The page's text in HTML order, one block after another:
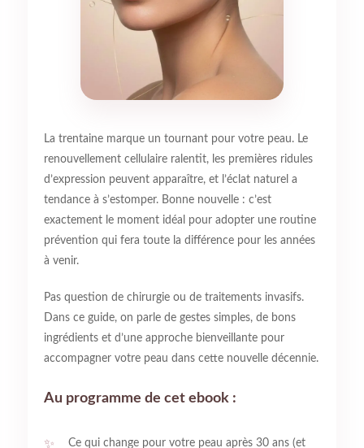
La trentaine marque un tournant pour votre peau. Le
renouvellement cellulaire ralentit, les premières ridules
d’expression peuvent apparaître, et l’éclat naturel a
tendance à s’estomper. Bonne nouvelle : c’est
exactement le moment idéal pour adopter une routine
prévention qui fera toute la différence pour les années
à venir.
Pas question de chirurgie ou de traitements invasifs.
Dans ce guide, on parle de gestes simples, de bons
ingrédients et d’une approche bienveillante pour
accompagner votre peau dans cette nouvelle décennie.
Au programme de cet ebook :
Ce qui change pour votre peau après 30 ans (et